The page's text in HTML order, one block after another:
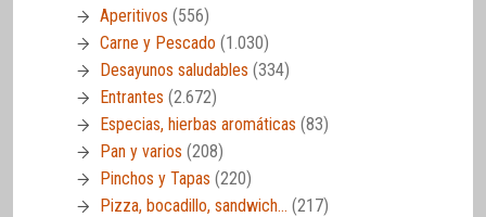
Aperitivos (556)
Carne y Pescado (1.030)
Desayunos saludables (334)
Entrantes (2.672)
Especias, hierbas aromáticas (83)
Pan y varios (208)
Pinchos y Tapas (220)
Pizza, bocadillo, sandwich… (217)